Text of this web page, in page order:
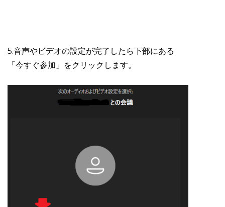
5.音声やビデオの設定が完了したら下部にある
「今すぐ参加」をクリックします。